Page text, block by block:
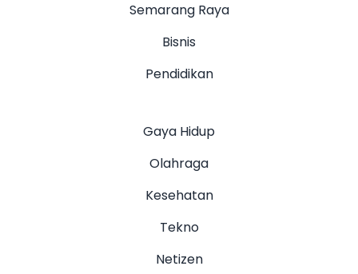
Semarang Raya
Bisnis
Pendidikan
Gaya Hidup
Olahraga
Kesehatan
Tekno
Netizen